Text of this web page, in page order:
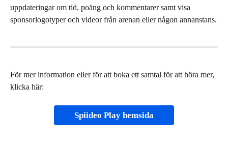
uppdateringar om tid, poäng och kommentarer samt visa
sponsorlogotyper och videor från arenan eller någon annanstans.
För mer information eller för att boka ett samtal för att höra mer,
klicka här:
Spiideo Play hemsida